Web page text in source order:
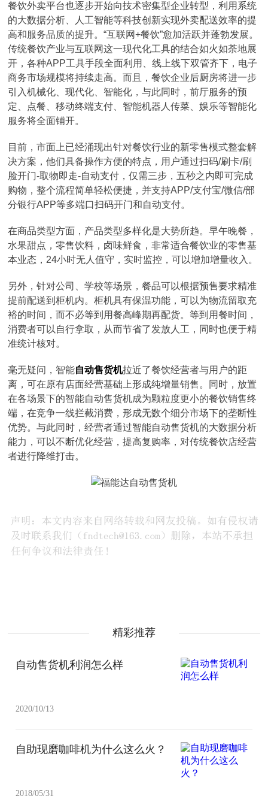
餐饮外卖平台也逐步开始向技术密集型企业转型，利用系统
的大数据分析、人工智能等科技创新实现外卖配送效率的提
高和服务品质的提升。“互联网+餐饮”愈加活跃并蓬勃发展。
传统餐饮产业与互联网这一现代化工具的结合如火如荼地展
开，各种APP工具手段全面利用、线上线下双管齐下，电子
商务市场规模将持续走高。而且，餐饮企业后厨房将进一步
引入机械化、现代化、智能化，与此同时，前厅服务的预
定、点餐、移动终端支付、智能机器人传菜、娱乐等智能化
服务将全面铺开。
目前，市面上已经涌现出针对餐饮行业的新零售模式整套解
决方案，他们具备操作方便的特点，用户通过扫码/刷卡/刷
脸开门-取物即走-自动支付，仅需三步，五秒之内即可完成
购物，整个流程简单轻松便捷，并支持APP/支付宝/微信/部
分银行APP等多端口扫码开门和自动支付。
在商品类型方面，产品类型多样化是大势所趋。早午晚餐，
水果甜点，零售饮料，卤味鲜食，非常适合餐饮业的零售基
本业态，24小时无人值守，实时监控，可以增加增量收入。
另外，针对公司、学校等场景，餐品可以根据预售要求精准
提前配送到柜机内。柜机具有保温功能，可以为物流留取充
裕的时间，而不必等到用餐高峰期再配货。等到用餐时间，
消费者可以自行拿取，从而节省了发放人工，同时也便于精
准统计核对。
毫无疑问，智能自动售货机拉近了餐饮经营者与用户的距
离，可在原有店面经营基础上形成纯增量销售。同时，放置
在各场景下的智能自动售货机成为颗粒度更小的餐饮销售终
端，在竞争一线拦截消费，形成无数个细分市场下的垄断性
优势。与此同时，经营者通过智能自动售货机的大数据分析
能力，可以不断优化经营，提高复购率，对传统餐饮店经营
者进行降维打击。
精彩推荐
自动售货机利润怎么样
2020/10/13
自助现磨咖啡机为什么这么火？
2018/05/31